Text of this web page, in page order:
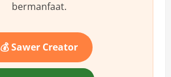
bermanfaat.
💰 Sawer Creator